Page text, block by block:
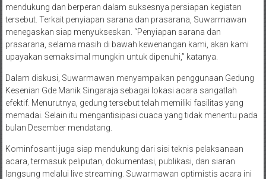
mendukung dan berperan dalam suksesnya persiapan kegiatan
tersebut. Terkait penyiapan sarana dan prasarana, Suwarmawan
menegaskan siap menyukseskan. “Penyiapan sarana dan
prasarana, selama masih di bawah kewenangan kami, akan kami
upayakan semaksimal mungkin untuk dipenuhi,” katanya.
Dalam diskusi, Suwarmawan menyampaikan penggunaan Gedung
Kesenian Gde Manik Singaraja sebagai lokasi acara sangatlah
efektif. Menurutnya, gedung tersebut telah memiliki fasilitas yang
memadai. Selain itu mengantisipasi cuaca yang tidak menentu pada
bulan Desember mendatang.
Kominfosanti juga siap mendukung dari sisi teknis pelaksanaan
acara, termasuk peliputan, dokumentasi, publikasi, dan siaran
langsung melalui live streaming. Suwarmawan optimistis acara ini